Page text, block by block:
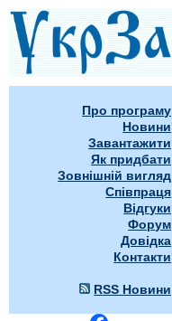
Про програму
Новини
Завантажити
Як придбати
Зовнішній вигляд
Співпраця
Відгуки
Форум
Довідка
Контакти
RSS Новини